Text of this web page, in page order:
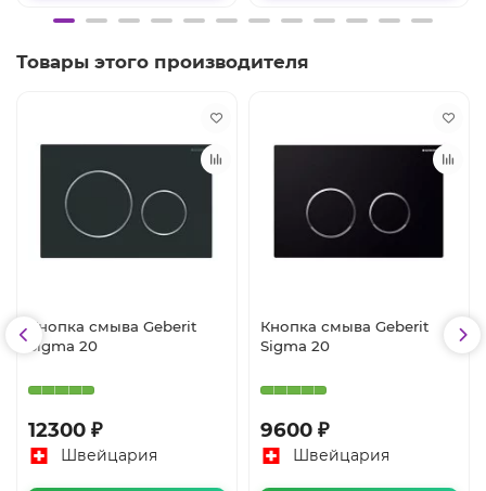
Товары этого производителя
Кнопка смыва Geberit
Sigma 20
12300 ₽
Швейцария
Кнопка смыва Geberit
Sigma 20
9600 ₽
Швейцария